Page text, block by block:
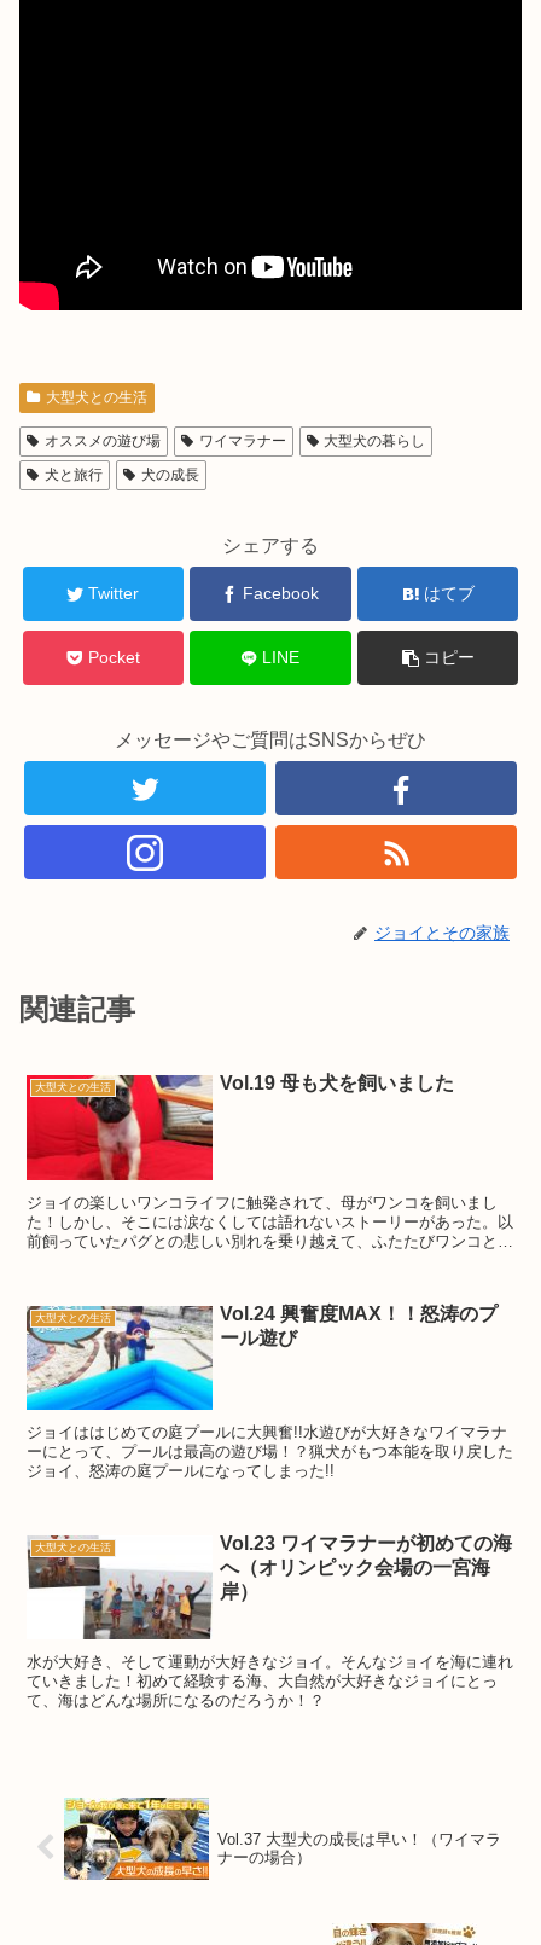
大型犬との生活
オススメの遊び場 ワイマラナー
大型犬の暮らし
犬と旅行
犬の成長
シェアする
Twitter Facebook はてブ
Pocket LINE コピー
メッセージやご質問はSNSからぜひ
ジョイとその家族
関連記事
大型犬との生活 Vol.19 母も犬を飼いました
ジョイの楽しいワンコライフに触発されて、母がワンコを飼いまし
た！しかし、そこには涙なくしては語れないストーリーがあった。以
前飼っていたパグとの悲しい別れを乗り越えて、ふたたびワンコとの
大型犬との生活
Vol.24 興奮度MAX！！怒涛のプ
ール遊び
ジョイははじめての庭プールに大興奮!!水遊びが大好きなワイマラナ
ーにとって、プールは最高の遊び場！？猟犬がもつ本能を取り戻した
ジョイ、怒涛の庭プールになってしまった!!
大型犬との生活
Vol.23 ワイマラナーが初めての海
へ（オリンピック会場の一宮海
岸）
水が大好き、そして運動が大好きなジョイ。そんなジョイを海に連れ
ていきました！初めて経験する海、大自然が大好きなジョイにとっ
て、海はどんな場所になるのだろうか！？
Vol.37 大型犬の成長は早い！（ワイマラ
ナーの場合）